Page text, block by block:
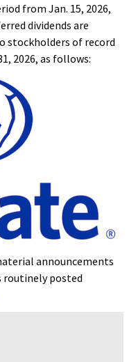
from Jan. 15, 2026,
dividends are
stockholders of record
2026, as follows:
announcements
routinely posted